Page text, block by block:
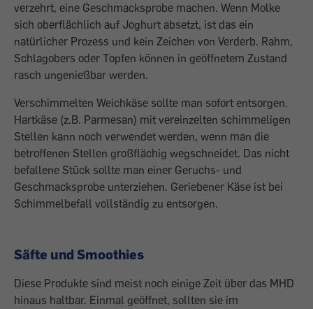
verzehrt, eine Geschmacksprobe machen. Wenn Molke
sich oberflächlich auf Joghurt absetzt, ist das ein
natürlicher Prozess und kein Zeichen von Verderb. Rahm,
Schlagobers oder Topfen können in geöffnetem Zustand
rasch ungenießbar werden.
Verschimmelten Weichkäse sollte man sofort entsorgen.
Hartkäse (z.B. Parmesan) mit vereinzelten schimmeligen
Stellen kann noch verwendet werden, wenn man die
betroffenen Stellen großflächig wegschneidet. Das nicht
befallene Stück sollte man einer Geruchs- und
Geschmacksprobe unterziehen. Geriebener Käse ist bei
Schimmelbefall vollständig zu entsorgen.
Säfte und Smoothies
Diese Produkte sind meist noch einige Zeit über das MHD
hinaus haltbar. Einmal geöffnet, sollten sie im